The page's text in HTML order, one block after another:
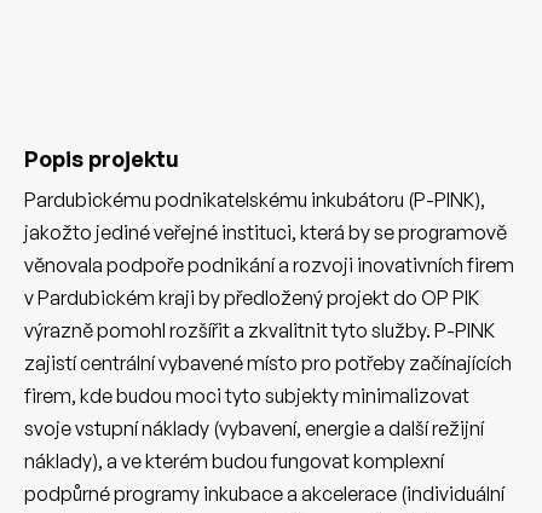
Popis projektu
Pardubickému podnikatelskému inkubátoru (P-PINK),
jakožto jediné veřejné instituci, která by se programově
věnovala podpoře podnikání a rozvoji inovativních firem
v Pardubickém kraji by předložený projekt do OP PIK
výrazně pomohl rozšířit a zkvalitnit tyto služby. P-PINK
zajistí centrální vybavené místo pro potřeby začínajících
firem, kde budou moci tyto subjekty minimalizovat
svoje vstupní náklady (vybavení, energie a další režijní
náklady), a ve kterém budou fungovat komplexní
podpůrné programy inkubace a akcelerace (individuální